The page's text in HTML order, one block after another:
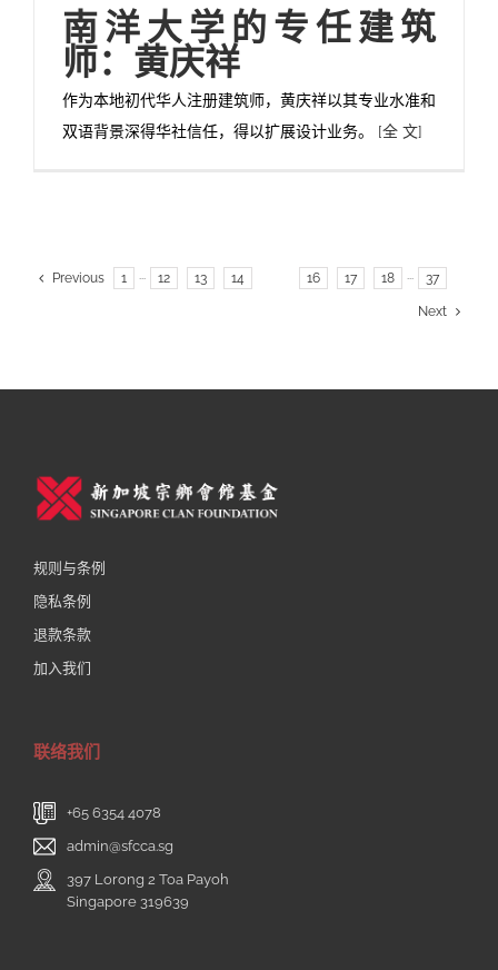
南洋大学的专任建筑
师：黄庆祥
作为本地初代华人注册建筑师，黄庆祥以其专业水准和
双语背景深得华社信任，得以扩展设计业务。 [全 文]
Previous 1 ··· 12 13 14 16 17 18 ··· 37
Next
规则与条例
隐私条例
退款条款
加入我们
联络我们
+65 6354 4078
admin@sfcca.sg
397 Lorong 2 Toa Payoh
Singapore 319639